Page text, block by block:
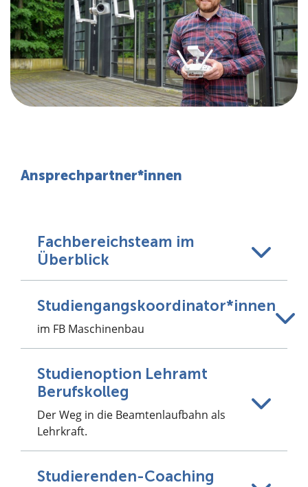
Ansprechpartner*innen
Fachbereichsteam im
Überblick
Studiengangskoordinator*innen
im FB Maschinenbau
Studienoption Lehramt
Berufskolleg
Der Weg in die Beamtenlaufbahn als
Lehrkraft.
Studierenden-Coaching